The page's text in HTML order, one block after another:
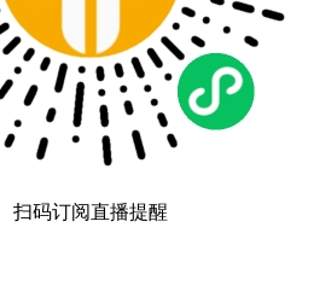
扫码订阅直播提醒